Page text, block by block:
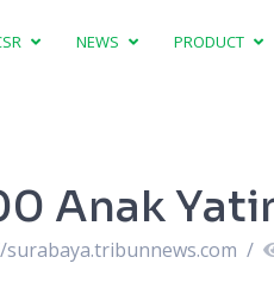
NEWS PRODUCT
Anak
/